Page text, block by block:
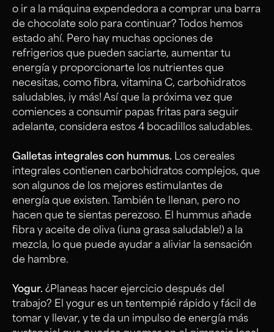
o ir a la máquina expendedora a comprar una barra
de chocolate solo para continuar? Todos hemos
estado ahí. Pero hay muchas opciones de
refrigerios que pueden saciarte, aumentar tu
energía y proporcionarte los nutrientes que
necesitas, como fibra, vitamina C, carbohidratos
saludables, ¡y más! Así que la próxima vez que
comiences a consumir papas fritas para seguir
adelante, considera estos 4 bocadillos saludables.
Galletas integrales con hummus. Los cereales
integrales contienen carbohidratos complejos, que
son algunos de los mejores estimulantes de
energía que existen. También te llenan, pero no
hacen que te sientas perezoso. El hummus añade
fibra y aceite de oliva (¡una grasa saludable!) a la
mezcla, lo que puede ayudar a aliviar la sensación
de hambre.
Yogur. ¿Planeas hacer ejercicio después del
trabajo? El yogur es un tentempié rápido y fácil de
tomar y llevar, y te da un impulso de energía más